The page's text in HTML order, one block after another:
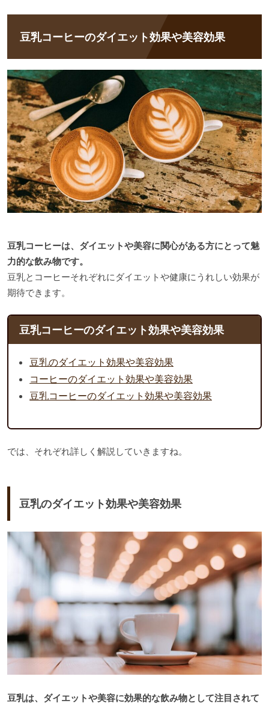
豆乳コーヒーのダイエット効果や美容効果
豆乳コーヒーは、ダイエットや美容に関心がある方にとって魅
力的な飲み物です。
豆乳とコーヒーそれぞれにダイエットや健康にうれしい効果が
期待できます。
豆乳コーヒーのダイエット効果や美容効果
豆乳のダイエット効果や美容効果
コーヒーのダイエット効果や美容効果
豆乳コーヒーのダイエット効果や美容効果
では、それぞれ詳しく解説していきますね。
豆乳のダイエット効果や美容効果
豆乳は、ダイエットや美容に効果的な飲み物として注目されて